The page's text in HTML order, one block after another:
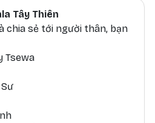
Tây Thiên
chia sẻ tới người thân, bạn
Tsewa